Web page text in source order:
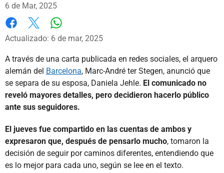
6 de Mar, 2025
Facebook
X
Actualizado: 6 de mar, 2025
A través de una carta publicada en redes sociales, el arquero
alemán del Barcelona, Marc-André ter Stegen, anunció que
se separa de su esposa, Daniela Jehle. El comunicado no
reveló mayores detalles, pero decidieron hacerlo público
ante sus seguidores.
El jueves fue compartido en las cuentas de ambos y
expresaron que, después de pensarlo mucho, tomaron la
decisión de seguir por caminos diferentes, entendiendo que
es lo mejor para cada uno, según se lee en el texto.